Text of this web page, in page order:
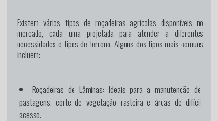
Existem vários tipos de roçadeiras agrícolas disponíveis no
mercado, cada uma projetada para atender a diferentes
necessidades e tipos de terreno. Alguns dos tipos mais comuns
incluem:
Roçadeiras de Lâminas: Ideais para a manutenção de
pastagens, corte de vegetação rasteira e áreas de difícil
acesso.